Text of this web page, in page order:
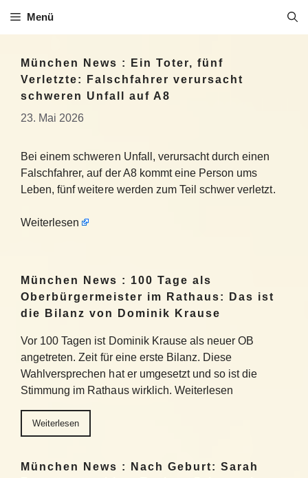
Inhalt
Menü
München News : Ein Toter, fünf
Verletzte: Falschfahrer verursacht
schweren Unfall auf A8
23. Mai 2026
Bei einem schweren Unfall, verursacht durch einen
Falschfahrer, auf der A8 kommt eine Person ums
Leben, fünf weitere werden zum Teil schwer verletzt.
Weiterlesen
München News : 100 Tage als
Oberbürgermeister im Rathaus: Das ist
die Bilanz von Dominik Krause
Vor 100 Tagen ist Dominik Krause als neuer OB
angetreten. Zeit für eine erste Bilanz. Diese
Wahlversprechen hat er umgesetzt und so ist die
Stimmung im Rathaus wirklich. Weiterlesen
Weiterlesen
München News : Nach Geburt: Sarah